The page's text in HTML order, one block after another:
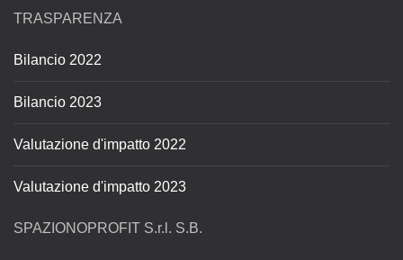
TRASPARENZA
Bilancio 2022
Bilancio 2023
Valutazione d'impatto 2022
Valutazione d'impatto 2023
SPAZIONOPROFIT S.r.l. S.B.